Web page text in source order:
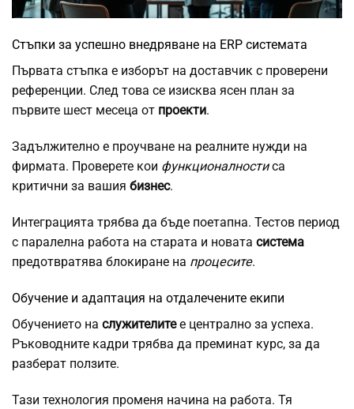
Стъпки за успешно внедряване на ERP системата
Първата стъпка е изборът на доставчик с проверени
референции. След това се изисква ясен план за
първите шест месеца от проекти.
Задължително е проучване на реалните нужди на
фирмата. Проверете кои функционалностиса
критични за вашия бизнес.
Интеграцията трябва да бъде поетапна. Тестов период
с паралелна работа на старата и новата система
предотвратява блокиране на процесите.
Обучение и адаптация на отдалечените екипи
Обучението на служителитее централно за успеха.
Ръководните кадри трябва да преминат курс, за да
разберат ползите.
Тази технология променя начина на работа. Тя